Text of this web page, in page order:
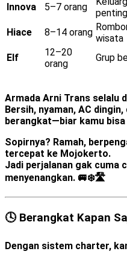
Innova
5–7 orang
penting
Hiace
8–14 orang
wisata
Elf
12–20
orang
Grup
Armada Arni Trans selalu
Bersih, nyaman, AC
berangkat—biar kamu
Sopirnya? Ramah,
tercepat ke Mojokerto.
Jadi perjalanan gak cuma
menyenangkan. 🚐❄️🛣️
🕓 Berangkat Kapan
Dengan sistem charter,